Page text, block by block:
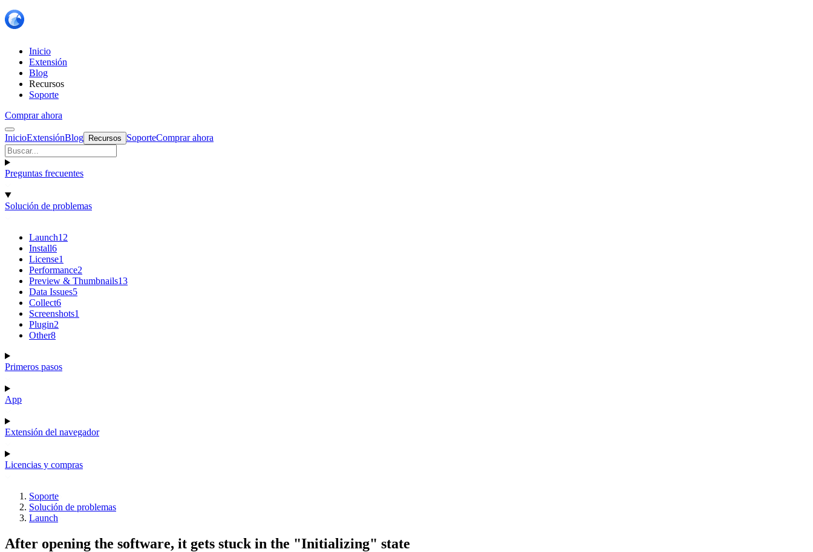
Inicio
Extensión
Blog
Recursos
Soporte
Comprar ahora
InicioExtensiónBlog Recursos SoporteComprar ahora
Preguntas frecuentes
Solución de problemas
Launch12
Install6
License1
Performance2
Preview & Thumbnails13
Data Issues5
Collect6
Screenshots1
Plugin2
Other8
Primeros pasos
App
Extensión del navegador
Licencias y compras
Soporte
Solución de problemas
Launch
After opening the software, it gets stuck in the "Initializing" state